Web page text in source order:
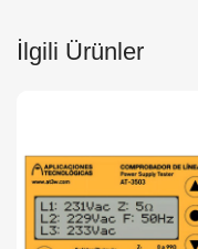
İlgili Ürünler